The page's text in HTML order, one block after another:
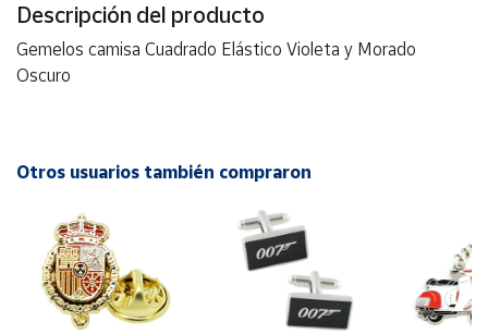
Mapa de
vendedores
Hazte
Cuenta
Área
cliente
Descripción del producto
Gemelos camisa Cuadrado Elástico Violeta y Morado
Oscuro
Otros usuarios también compraron